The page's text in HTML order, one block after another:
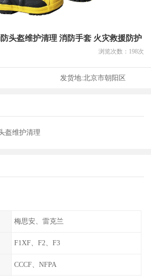
头盔维护清理 消防手套 火灾救援防护
浏览次数： 198次
发货地:北京市朝阳区
盔维护清理
梅思安、雷克兰
F1XF、F2、F3
CCCF、NFPA